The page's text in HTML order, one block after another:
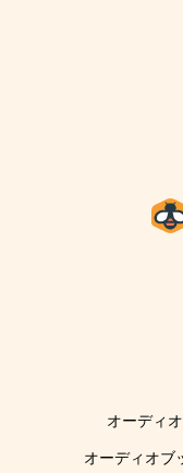
オーディ
オーディオブ